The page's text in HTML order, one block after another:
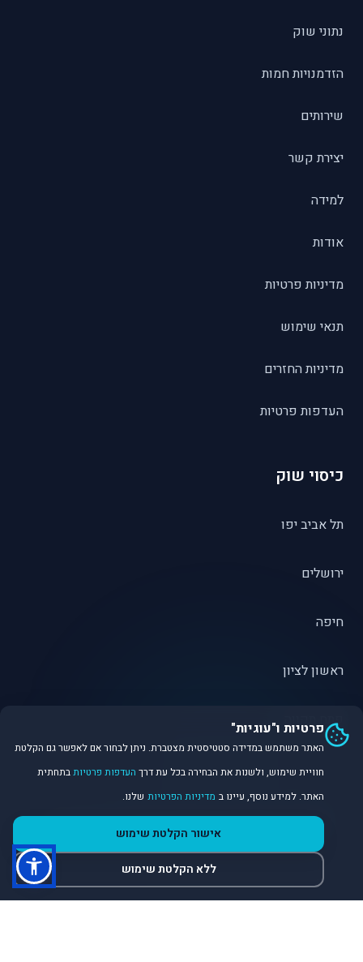
נתוני שוק
הזדמנויות חמות
שירותים
יצירת קשר
למידה
אודות
מדיניות פרטיות
תנאי שימוש
מדיניות החזרים
העדפות פרטיות
כיסוי שוק
תל אביב יפו
ירושלים
חיפה
ראשון לציון
פתח תקווה
©
פלטפורמת נתונים ובינה מלאכותית לניתוח שוק הנדל״ן.
פרטיות ו"עוגיות"
האתר משתמש במדידה סטטיסטית מצטברת. ניתן לבחור אם לאפשר גם הקלטת
חוויית שימוש, ולשנות את הבחירה בכל עת דרך העדפות פרטיותבתחתית
האתר. למידע נוסף, עיינו ב מדיניות הפרטיות שלנו.
אישור הקלטת שימוש
ללא הקלטת שימוש